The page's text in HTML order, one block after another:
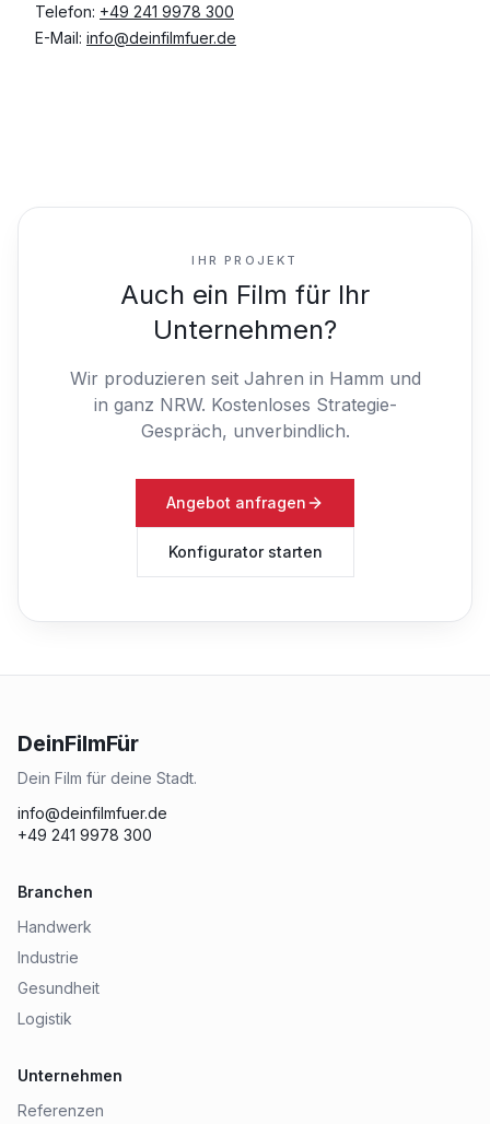
Telefon: +49 241 9978 300
E-Mail: info@deinfilmfuer.de
IHR PROJEKT
Auch ein Film für Ihr
Unternehmen?
Wir produzieren seit Jahren in Hamm und
in ganz NRW. Kostenloses Strategie-
Gespräch, unverbindlich.
Angebot anfragen
Konfigurator starten
DeinFilmFür
Dein Film für deine Stadt.
info@deinfilmfuer.de
+49 241 9978 300
Branchen
Handwerk
Industrie
Gesundheit
Logistik
Unternehmen
Referenzen